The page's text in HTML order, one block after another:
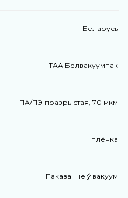
Беларусь
ТАА Белвакуумпак
ПА/ПЭ празрыстая, 70 мкм
плёнка
Пакаванне ў вакуум